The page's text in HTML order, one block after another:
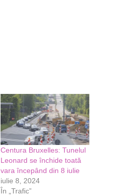
Centura Bruxelles: Tunelul
Leonard se închide toată
vara începând din 8 iulie
iulie 8, 2024
În „Trafic”